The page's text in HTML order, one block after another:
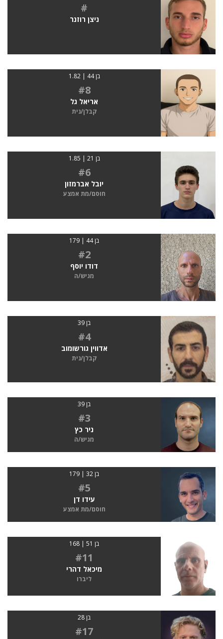
#
ניצן רוזנר
בן 44 | 1.82
#8
אריאל גל
קבלן/נית
בן 21 | 1.85
#6
יובל אברמזון
חוסם/מת אמצע
בן 44 | 179
#2
דודו יוסף
מגיש/ה
בן 39
#4
אדווין גורשומוב
קבלן/נית
בן 39
#3
ניר כץ
מגיש/ה
בן 32 | 179
#5
עידו דן
חוסם/מת אמצע
בן 51 | 168
#11
מיכאל דהרי
ליברו
בן 28
#17